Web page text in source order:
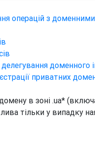
операцій з
доменного
приватних
в зоні .ua*
тільки у випадку